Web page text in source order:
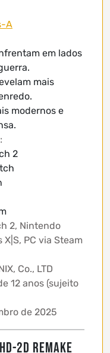
A
em lados
mais
modernos e
2
2, Nintendo
PC via Steam
Co., LTD
12 anos (sujeito
de 2025
2D REMAKE